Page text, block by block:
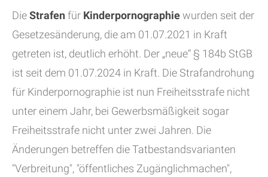
DieStrafen für Kinderpornographiewurden seit der
Gesetzesänderung, die am 01.07.2021 in Kraft
getreten ist, deutlich erhöht. Der „neue“ § 184b StGB
ist seit dem 01.07.2024 in Kraft. Die Strafandrohung
für Kinderpornographie ist nun Freiheitsstrafe nicht
unter einem Jahr, bei Gewerbsmäßigkeit sogar
Freiheitsstrafe nicht unter zwei Jahren. Die
Änderungen betreffen die Tatbestandsvarianten
"Verbreitung", "öffentliches Zugänglichmachen",